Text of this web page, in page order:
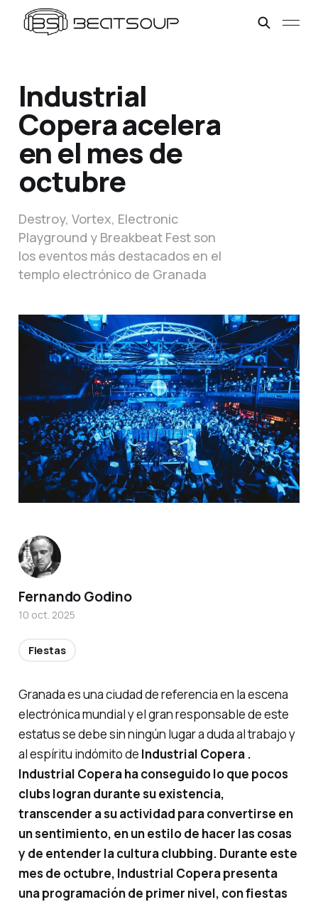
Industrial
Copera acelera
en el mes de
octubre
Destroy, Vortex, Electronic
Playground y Breakbeat Fest son
los eventos más destacados en el
templo electrónico de Granada
Granada es una ciudad de referencia en la escena
electrónica mundial y el gran responsable de este
estatus se debe sin ningún lugar a duda al trabajo y
al espíritu indómito de Industrial Copera .
Industrial Copera ha conseguido lo que pocos
clubs logran durante su existencia,
transcender a su actividad para convertirse en
un sentimiento, en un estilo de hacer las cosas
y de entender la cultura clubbing. Durante este
mes de octubre, Industrial Copera presenta
una programación de primer nivel, con fiestas
Fernando Godino
10 oct. 2025
Fiestas